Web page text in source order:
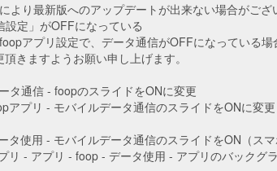
より最新版へのアップデートが出来ない場合がござ
定」がOFFになっている
アプリ設定で、データ通信がOFFになっている
きますようお願い申し上げます。
通信 - foopのスライドをONに変更
プリ - モバイルデータ通信のスライドをONに変更
用 - モバイルデータ通信のスライドをON（スマ
- アプリ - foop - データ使用 - アプリのバックグ